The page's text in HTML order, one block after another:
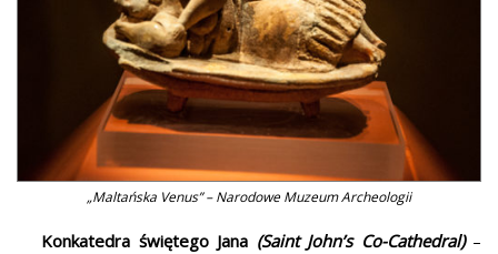
„Maltańska Venus” – Narodowe Muzeum Archeologii
Konkatedra świętego Jana (Saint John’s Co-Cathedral)–